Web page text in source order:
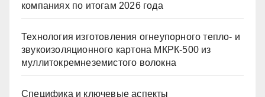
компаниях по итогам 2026 года
Технология изготовления огнеупорного тепло- и
звукоизоляционного картона МКРК-500 из
муллитокремнеземистого волокна
Специфика и ключевые аспекты